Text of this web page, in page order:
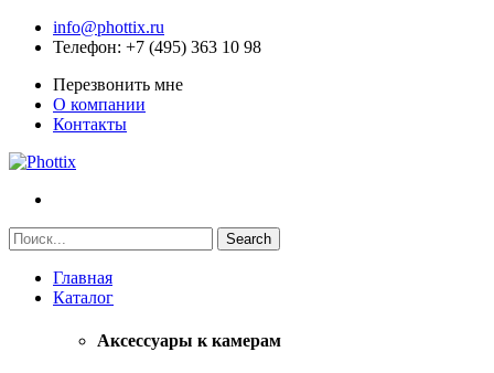
info@phottix.ru
Телефон: +7 (495) 363 10 98
Перезвонить мне
О компании
Контакты
Главная
Каталог
Аксессуары к камерам